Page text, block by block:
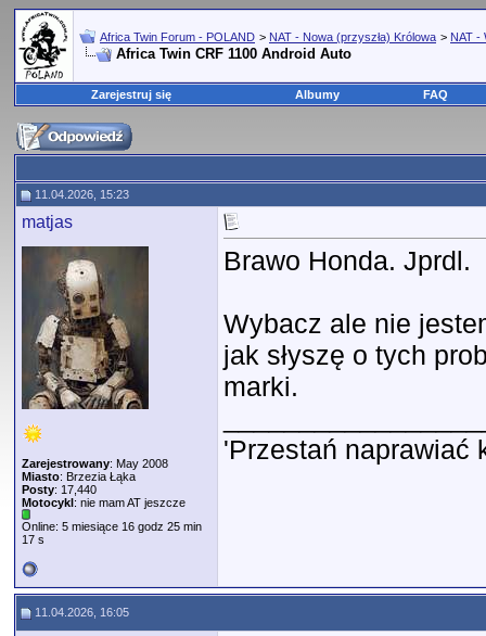
Africa Twin Forum - POLAND > NAT - Nowa (przyszła) Królowa > NAT -
Africa Twin CRF 1100 Android Auto
Zarejestruj się Albumy FAQ
11.04.2026, 15:23
matjas
Zarejestrowany: May 2008
Miasto: Brzezia Łąka
Posty: 17,440
Motocykl: nie mam AT jeszcze
Online: 5 miesiące 16 godz 25 min
17 s
Brawo Honda. Jprdl.
Wybacz ale nie
jak słyszę o tych
marki.
'Przestań naprawiać
11.04.2026, 16:05